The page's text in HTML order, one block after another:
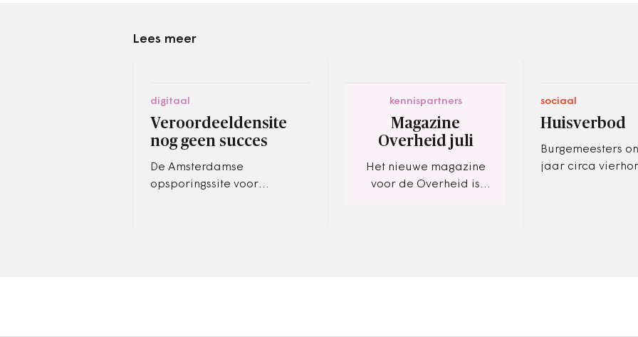
Lees meer
digitaal
Veroordeeldensite
nog geen succes
De Amsterdamse
opsporingssite voor
kennispartners
Magazine
Overheid juli
Het nieuwe magazine
voor de Overheid is
sociaal
Huisverbod
Burgemeesters
jaar circa